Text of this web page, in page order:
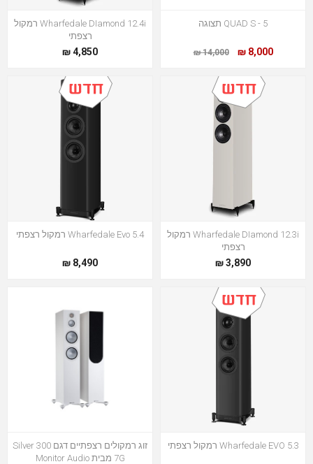
QUAD S - 5 תצוגה
8,000 ₪
14,000 ₪
Wharfedale DIamond 12.4i רמקול
רצפתי
4,850 ₪
Wharfedale DIamond 12.3i רמקול
רצפתי
3,890 ₪
Wharfedale Evo 5.4 רמקול רצפתי
8,490 ₪
Wharfedale EVO 5.3 רמקול רצפתי
זוג רמקולים רצפתיים דגם Silver 300
7G מבית Monitor Audio